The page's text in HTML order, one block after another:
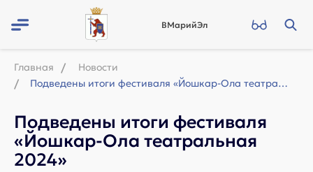
ВМарийЭл
Главная
Новости
Подведены итоги фестиваля «Йошкар-Ола театральная 2024»
Подведены итоги фестиваля
«Йошкар-Ола театральная
2024»